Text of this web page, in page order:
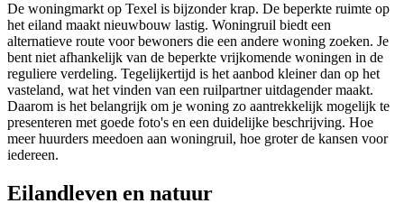
De woningmarkt op Texel is bijzonder krap. De beperkte ruimte op
het eiland maakt nieuwbouw lastig. Woningruil biedt een
alternatieve route voor bewoners die een andere woning zoeken. Je
bent niet afhankelijk van de beperkte vrijkomende woningen in de
reguliere verdeling. Tegelijkertijd is het aanbod kleiner dan op het
vasteland, wat het vinden van een ruilpartner uitdagender maakt.
Daarom is het belangrijk om je woning zo aantrekkelijk mogelijk te
presenteren met goede foto's en een duidelijke beschrijving. Hoe
meer huurders meedoen aan woningruil, hoe groter de kansen voor
iedereen.
Eilandleven en natuur